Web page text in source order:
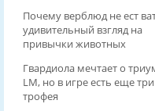
Почему верблюд не ест
удивительный взгляд на
привычки животных
Гвардиола мечтает о
LM, но в игре есть еще три
трофея